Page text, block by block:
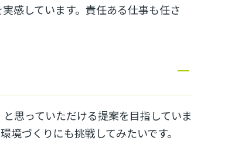
感しています。責任ある仕事も任さ
思っていただける提案を目指していま
づくりにも挑戦してみたいです。